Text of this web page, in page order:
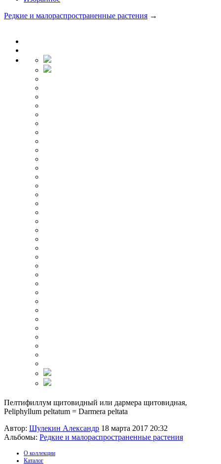
Редкие и малораспространенные растения →
Пелтифиллум щитовидный или дармера щитовидная,
Peliphyllum peltatum = Darmera peltata
Автор: Шулекин Александр 18 марта 2017 20:32
Альбомы: Редкие и малораспространенные растения
О коллекции
Каталог